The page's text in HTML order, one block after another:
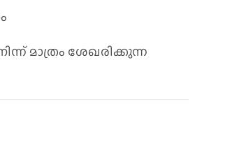
മാത്രം ശേഖരിക്കുന്ന